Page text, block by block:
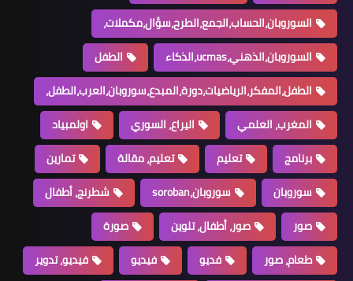
السوروبان،الحساب،الجمع،الطرح،سؤال،مكملات،
السوروبان،الذهني،ucmas،الذكاء
الطفل
الطفل،المفكر،الرياضيات،دورة،المبدع،سوروبان،العرب،الطفل،
المغرب، العلمي
اليراع، السوري
اولمبياد
برنامج
تعليم تعليم، مقالة
تمارين
سوروبان
سوروبان،soroban
شطرنج، أطفال
صور
صور، أطفال، تلوين
صورة
طعام، صور
فديو فيديو
فيديو، تدوير